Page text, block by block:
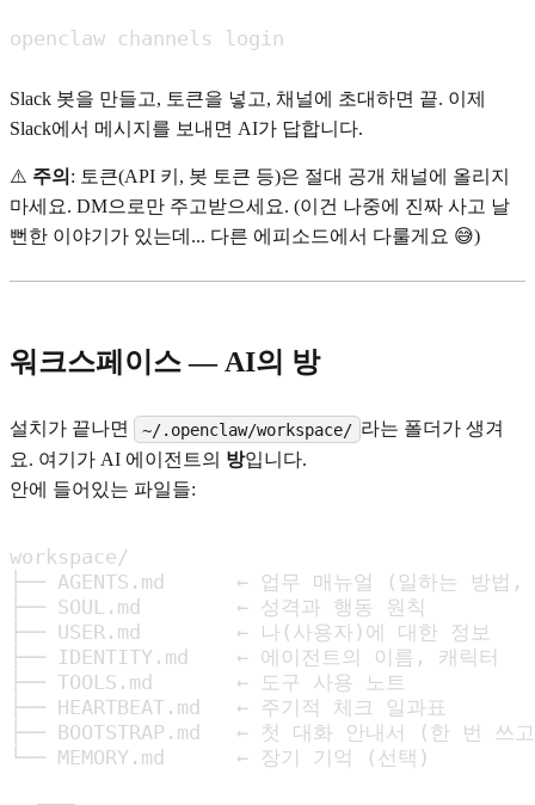
openclaw channels login
Slack 봇을 만들고, 토큰을 넣고, 채널에 초대하면 끝. 이제
Slack에서 메시지를 보내면 AI가 답합니다.
⚠️ 주의 : 토큰(API 키, 봇 토큰 등)은 절대 공개 채널에 올리지
마세요. DM으로만 주고받으세요. (이건 나중에 진짜 사고 날
뻔한 이야기가 있는데... 다른 에피소드에서 다룰게요 😅)
워크스페이스 — AI의 방
설치가 끝나면 ~/.openclaw/workspace/ 라는 폴더가 생겨
요. 여기가 AI 에이전트의 방입니다.
안에 들어있는 파일들:
workspace/
├── AGENTS.md      ← 업무 매뉴얼 (일하는 방법,
├── SOUL.md        ← 성격과 행동 원칙
├── USER.md        ← 나(사용자)에 대한 정보
├── IDENTITY.md    ← 에이전트의 이름, 캐릭터
├── TOOLS.md       ← 도구 사용 노트
├── HEARTBEAT.md   ← 주기적 체크 일과표
├── BOOTSTRAP.md   ← 첫 대화 안내서 (한 번 쓰
└── MEMORY.md      ← 장기 기억 (선택)